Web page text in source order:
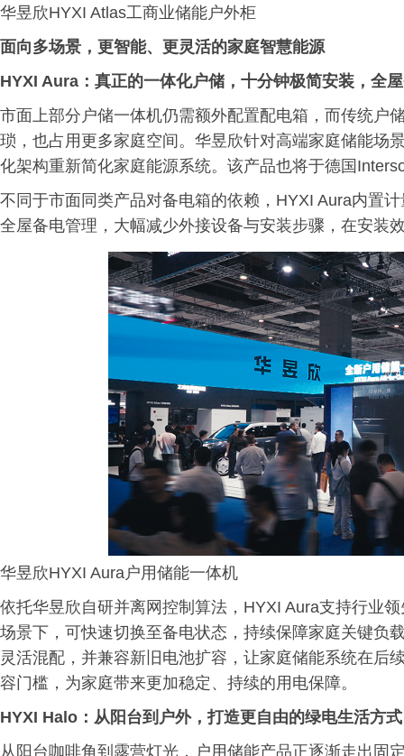
华昱欣HYXI Atlas工商业储能户外柜
面向多场景，更智能、更灵活的家庭智慧能源
HYXI Aura：真正的一体化户储，十分钟极简安装，全
市面上部分户储一体机仍需额外配置配电箱，而传统户
琐，也占用更多家庭空间。华昱欣针对高端家庭储能场
化架构重新简化家庭能源系统。该产品也将于德国
不同于市面同类产品对备电箱的依赖，HYXI Aura内置
全屋备电管理，大幅减少外接设备与安装步骤，在安装
华昱欣HYXI Aura户用储能一体机
依托华昱欣自研并离网控制算法，HYXI Aura支持行业
场景下，可快速切换至备电状态，持续保障家庭关键负
灵活混配，并兼容新旧电池扩容，让家庭储能系统在后
容门槛，为家庭带来更加稳定、持续的用电保障。
HYXI Halo：从阳台到户外，打造更自由的绿电生活方式
从阳台咖啡角到露营灯光，户用储能产品正逐渐走出固